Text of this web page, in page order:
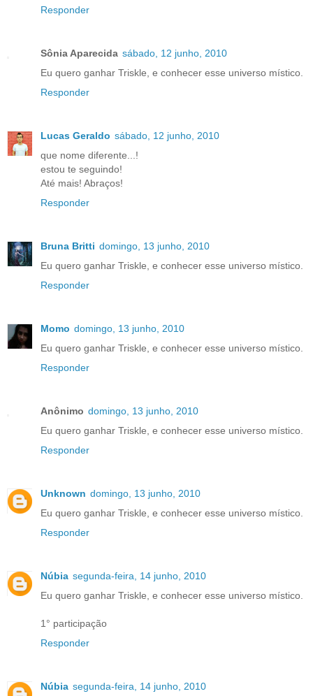
Responder
Sônia Aparecida sábado, 12 junho, 2010
Eu quero ganhar Triskle, e conhecer esse universo místico.
Responder
Lucas Geraldo sábado, 12 junho, 2010
que nome diferente...!
estou te seguindo!
Até mais! Abraços!
Responder
Bruna Britti domingo, 13 junho, 2010
Eu quero ganhar Triskle, e conhecer esse universo místico.
Responder
Momo domingo, 13 junho, 2010
Eu quero ganhar Triskle, e conhecer esse universo místico.
Responder
Anônimo domingo, 13 junho, 2010
Eu quero ganhar Triskle, e conhecer esse universo místico.
Responder
Unknown domingo, 13 junho, 2010
Eu quero ganhar Triskle, e conhecer esse universo místico.
Responder
Núbia segunda-feira, 14 junho, 2010
Eu quero ganhar Triskle, e conhecer esse universo místico.
1° participação
Responder
Núbia segunda-feira, 14 junho, 2010